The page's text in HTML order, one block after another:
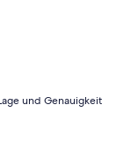
und Genauigkeit